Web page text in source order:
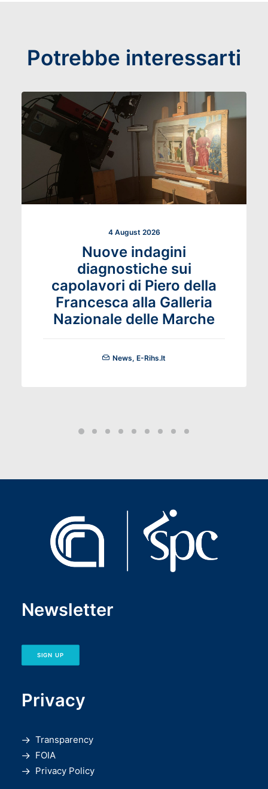
Potrebbe interessarti
4 August 2026
Nuove indagini
diagnostiche sui
capolavori di Piero della
Francesca alla Galleria
Nazionale delle Marche
News, E-Rihs.it
Newsletter
SIGN UP
Privacy
Transparency
FOIA
Privacy Policy